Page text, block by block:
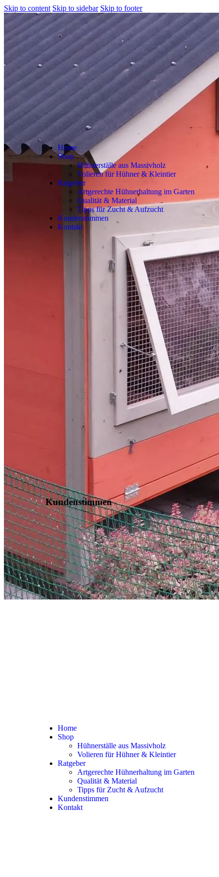
Skip to content Skip to sidebar Skip to footer
Home
Shop
Hühnerställe aus Massivholz
Volieren für Hühner & Kleintier
Ratgeber
Artgerechte Hühnerhaltung im Garten
Qualität & Material
Tipps für Zucht & Aufzucht
Kundenstimmen
Kontakt
Kundenstimmen
Home
Shop
Hühnerställe aus Massivholz
Volieren für Hühner & Kleintier
Ratgeber
Artgerechte Hühnerhaltung im Garten
Qualität & Material
Tipps für Zucht & Aufzucht
Kundenstimmen
Kontakt